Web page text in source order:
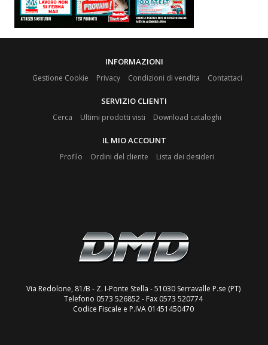
INFORMAZIONI
Gestione Cookie Privacy Condizioni di vendita Contattaci
SERVIZIO CLIENTI
Cerca Ultimi prodotti visti Download cataloghi
IL MIO ACCOUNT
Profilo Ordini del cliente Lista dei desideri
Via Redolone, 81/B - Z. I-Ponte Stella - 51030 Serravalle P.se (PT)
Telefono 0573 526852 - Fax 0573 520774
Codice Fiscale e P.IVA 01451450470